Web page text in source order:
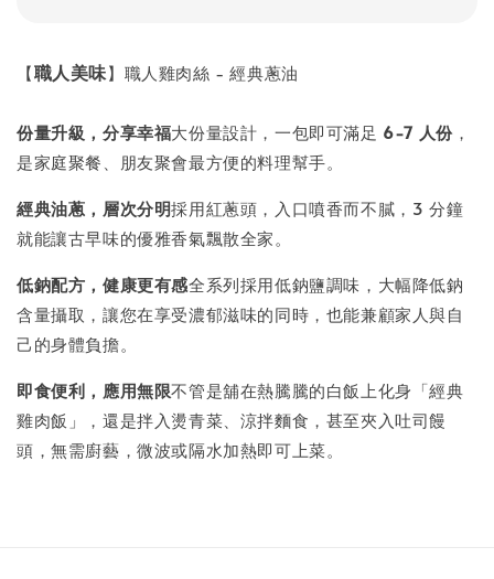
【職人美味】職人雞肉絲 - 經典蔥油
份量升級，分享幸福大份量設計，一包即可滿足 6-7 人份，
是家庭聚餐、朋友聚會最方便的料理幫手。
經典油蔥，層次分明採用紅蔥頭，入口噴香而不膩，3 分鐘
就能讓古早味的優雅香氣飄散全家。
低鈉配方，健康更有感全系列採用低鈉鹽調味，大幅降低鈉
含量攝取，讓您在享受濃郁滋味的同時，也能兼顧家人與自
己的身體負擔。
即食便利，應用無限不管是舖在熱騰騰的白飯上化身「經典
雞肉飯」，還是拌入燙青菜、涼拌麵食，甚至夾入吐司饅
頭，無需廚藝，微波或隔水加熱即可上菜。